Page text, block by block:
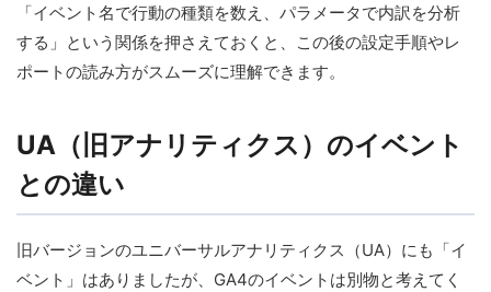
「イベント名で行動の種類を数え、パラメータで内訳を分析
する」という関係を押さえておくと、この後の設定手順やレ
ポートの読み方がスムーズに理解できます。
UA（旧アナリティクス）のイベント
との違い
旧バージョンのユニバーサルアナリティクス（UA）にも「イ
ベント」はありましたが、GA4のイベントは別物と考えてく